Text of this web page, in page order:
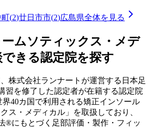
町(2)廿日市市(2)広島県全体を見る
ムソティックス・メデ
きる認定院を探す
株式会社ランナートが運営する日本足
習を修了した認定者が在籍する認定院
界40カ国で利用される矯正インソール
ス・メディカル」を取扱しており、
®にもとづく足部評価・製作・フィッ